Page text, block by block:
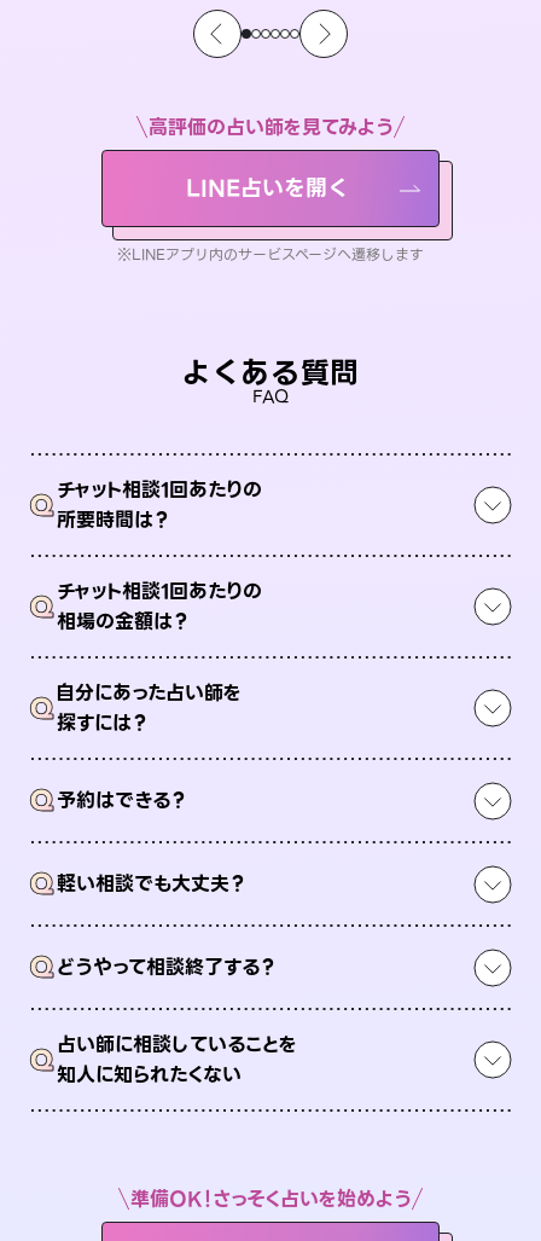
高評価の占い師を見てみよう
LINE占いを開く
※LINEアプリ内のサービスページへ遷移します
よくある質問
FAQ
Qチャット相談1回あたりの
所要時間は？
Qチャット相談1回あたりの
相場の金額は？
Q自分にあった占い師を
探すには？
Q予約はできる？
Q軽い相談でも大丈夫？
Qどうやって相談終了する？
Q占い師に相談していることを
知人に知られたくない
準備OK！さっそく占いを始めよう